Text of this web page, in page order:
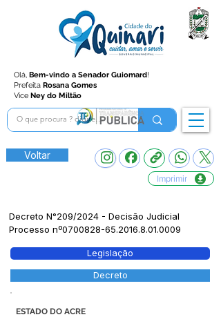
Olá, Bem-vindo a Senador Guiomard!
Prefeita Rosana Gomes
Vice Ney do Miltão
Voltar
Imprimir
Decreto N°209/2024 - Decisão Judicial
Processo nº0700828-65.2016.8.01.0009
Legislação
Decreto
ESTADO DO ACRE